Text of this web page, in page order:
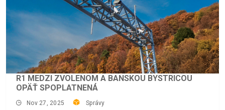
R1 MEDZI ZVOLENOM A BANSKOU BYSTRICOU
OPÄŤ SPOPLATNENÁ
Nov 27, 2025 Správy